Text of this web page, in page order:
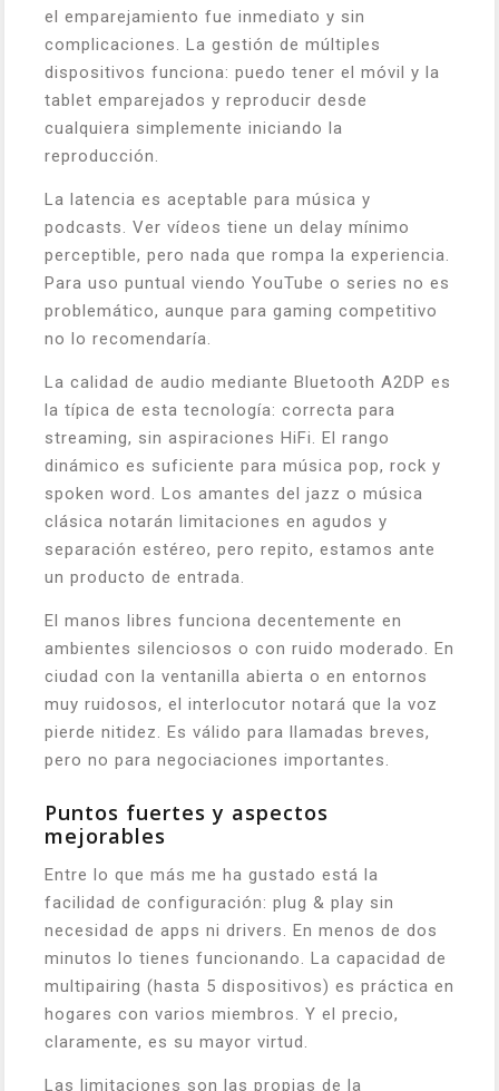
el emparejamiento fue inmediato y sin
complicaciones. La gestión de múltiples
dispositivos funciona: puedo tener el móvil y la
tablet emparejados y reproducir desde
cualquiera simplemente iniciando la
reproducción.
La latencia es aceptable para música y
podcasts. Ver vídeos tiene un delay mínimo
perceptible, pero nada que rompa la experiencia.
Para uso puntual viendo YouTube o series no es
problemático, aunque para gaming competitivo
no lo recomendaría.
La calidad de audio mediante Bluetooth A2DP es
la típica de esta tecnología: correcta para
streaming, sin aspiraciones HiFi. El rango
dinámico es suficiente para música pop, rock y
spoken word. Los amantes del jazz o música
clásica notarán limitaciones en agudos y
separación estéreo, pero repito, estamos ante
un producto de entrada.
El manos libres funciona decentemente en
ambientes silenciosos o con ruido moderado. En
ciudad con la ventanilla abierta o en entornos
muy ruidosos, el interlocutor notará que la voz
pierde nitidez. Es válido para llamadas breves,
pero no para negociaciones importantes.
Puntos fuertes y aspectos
mejorables
Entre lo que más me ha gustado está la
facilidad de configuración: plug & play sin
necesidad de apps ni drivers. En menos de dos
minutos lo tienes funcionando. La capacidad de
multipairing (hasta 5 dispositivos) es práctica en
hogares con varios miembros. Y el precio,
claramente, es su mayor virtud.
Las limitaciones son las propias de la